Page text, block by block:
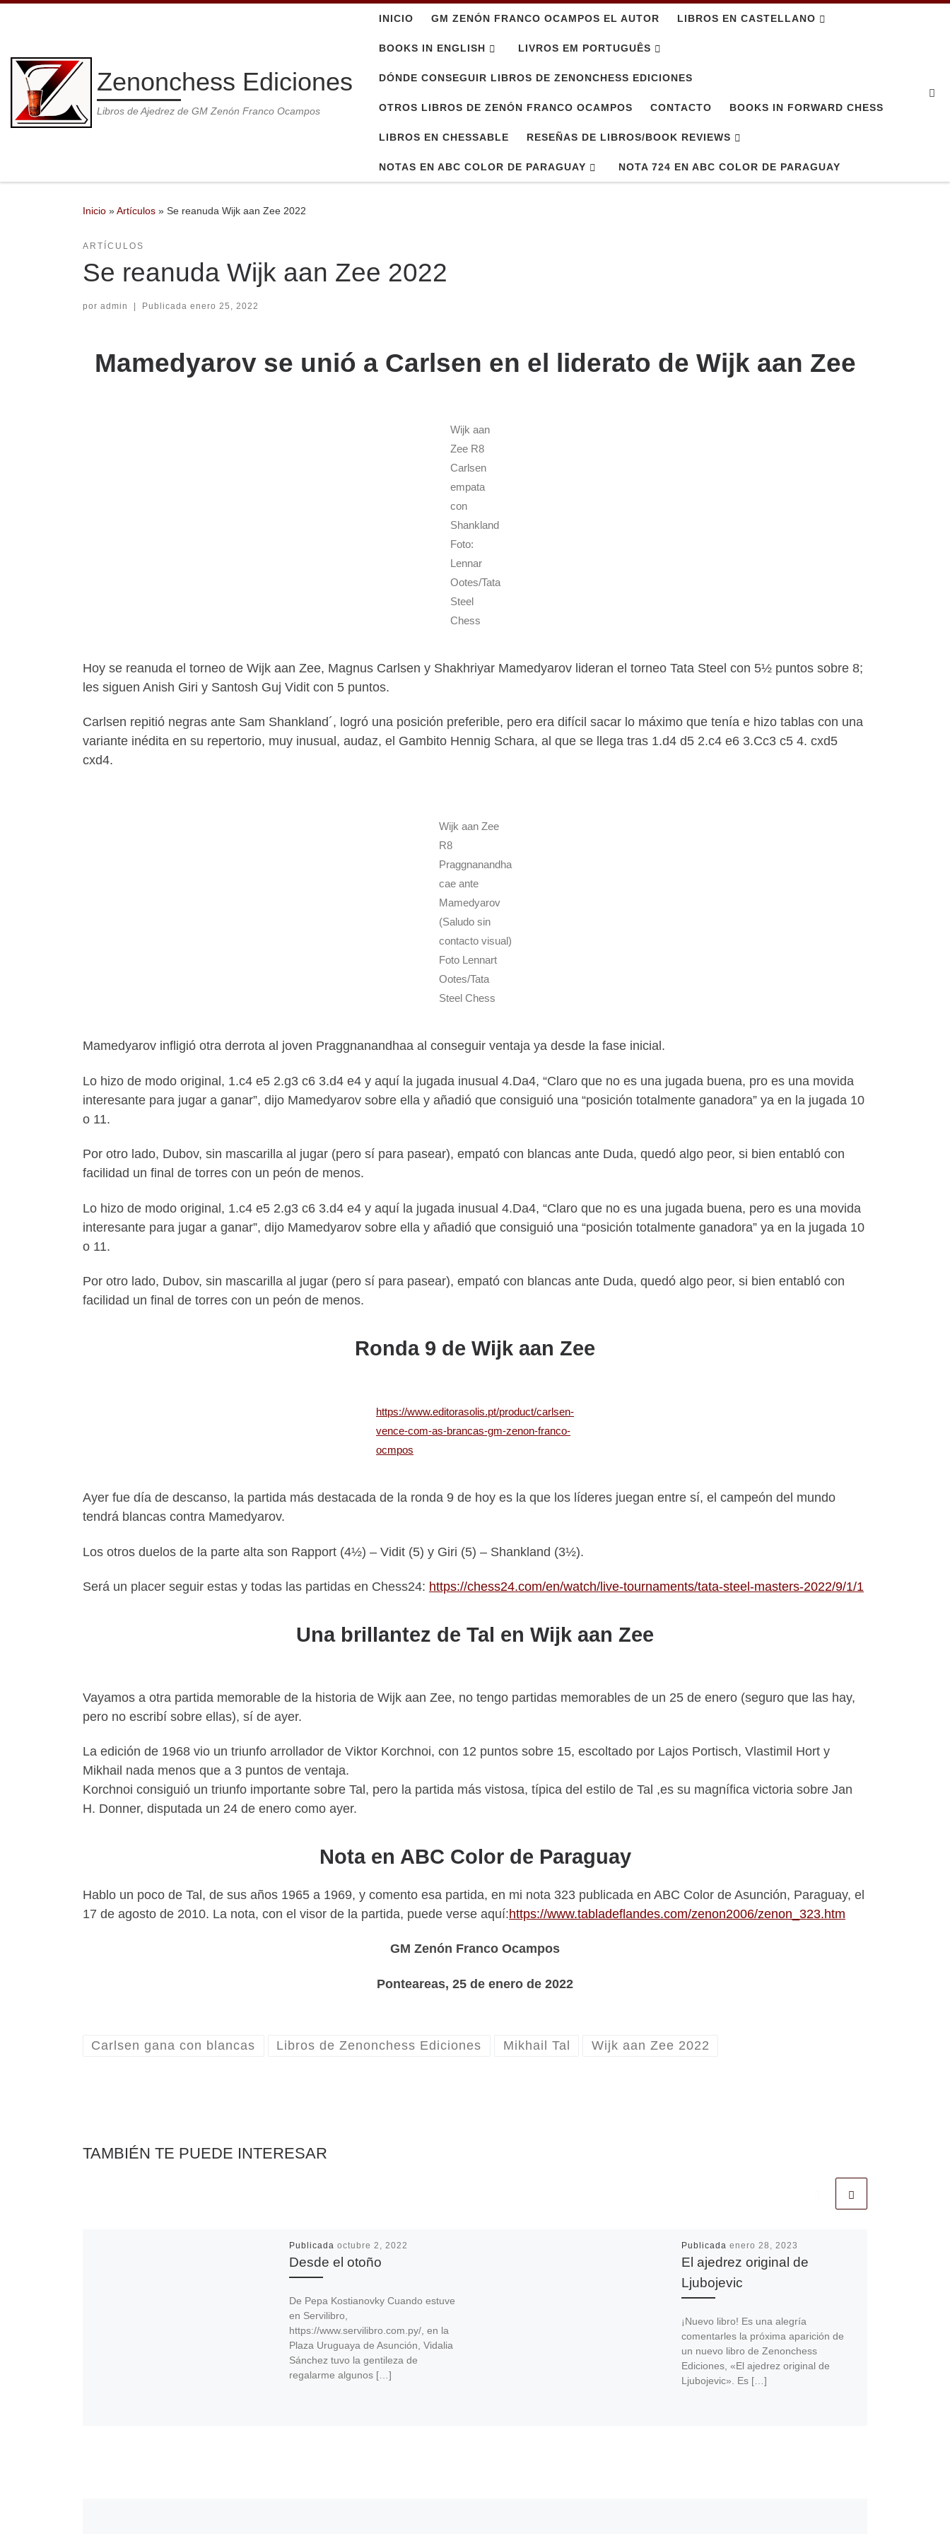
Zenonchess Ediciones
Libros de Ajedrez de GM Zenón Franco Ocampos
INICIO GM ZENÓN FRANCO OCAMPOS EL AUTOR LIBROS EN CASTELLANO
BOOKS IN ENGLISH LIVROS EM PORTUGUÊS
DÓNDE CONSEGUIR LIBROS DE ZENONCHESS EDICIONES
OTROS LIBROS DE ZENÓN FRANCO OCAMPOS CONTACTO BOOKS IN FORWARD CHESS
LIBROS EN CHESSABLE RESEÑAS DE LIBROS/BOOK REVIEWS
NOTAS EN ABC COLOR DE PARAGUAY NOTA 724 EN ABC COLOR DE PARAGUAY
Inicio »Artículos » Se reanuda Wijk aan Zee 2022
ARTÍCULOS
Se reanuda Wijk aan Zee 2022
por admin Publicada enero 25, 2022
Mamedyarov se unió a Carlsen en el liderato de Wijk aan Zee
Wijk aan
Zee R8
Carlsen
empata
con
Shankland
Foto:
Lennar
Ootes/Tata
Steel
Chess
Hoy se reanuda el torneo de Wijk aan Zee, Magnus Carlsen y Shakhriyar Mamedyarov lideran el torneo Tata Steel con 5½ puntos sobre 8;
les siguen Anish Giri y Santosh Guj Vidit con 5 puntos.
Carlsen repitió negras ante Sam Shankland´, logró una posición preferible, pero era difícil sacar lo máximo que tenía e hizo tablas con una
variante inédita en su repertorio, muy inusual, audaz, el Gambito Hennig Schara, al que se llega tras 1.d4 d5 2.c4 e6 3.Cc3 c5 4. cxd5
cxd4.
Wijk aan Zee
R8
Praggnanandha
cae ante
Mamedyarov
(Saludo sin
contacto visual)
Foto Lennart
Ootes/Tata
Steel Chess
Mamedyarov infligió otra derrota al joven Praggnanandhaa al conseguir ventaja ya desde la fase inicial.
Lo hizo de modo original, 1.c4 e5 2.g3 c6 3.d4 e4 y aquí la jugada inusual 4.Da4, “Claro que no es una jugada buena, pro es una movida
interesante para jugar a ganar”, dijo Mamedyarov sobre ella y añadió que consiguió una “posición totalmente ganadora” ya en la jugada 10
o 11.
Por otro lado, Dubov, sin mascarilla al jugar (pero sí para pasear), empató con blancas ante Duda, quedó algo peor, si bien entabló con
facilidad un final de torres con un peón de menos.
Lo hizo de modo original, 1.c4 e5 2.g3 c6 3.d4 e4 y aquí la jugada inusual 4.Da4, “Claro que no es una jugada buena, pero es una movida
interesante para jugar a ganar”, dijo Mamedyarov sobre ella y añadió que consiguió una “posición totalmente ganadora” ya en la jugada 10
o 11.
Por otro lado, Dubov, sin mascarilla al jugar (pero sí para pasear), empató con blancas ante Duda, quedó algo peor, si bien entabló con
facilidad un final de torres con un peón de menos.
Ronda 9 de Wijk aan Zee
https://www.editorasolis.pt/product/carlsen-
vence-com-as-brancas-gm-zenon-franco-
ocmpos
Ayer fue día de descanso, la partida más destacada de la ronda 9 de hoy es la que los líderes juegan entre sí, el campeón del mundo
tendrá blancas contra Mamedyarov.
Los otros duelos de la parte alta son Rapport (4½) – Vidit (5) y Giri (5) – Shankland (3½).
Será un placer seguir estas y todas las partidas en Chess24: https://chess24.com/en/watch/live-tournaments/tata-steel-masters-2022/9/1/1
Una brillantez de Tal en Wijk aan Zee
Vayamos a otra partida memorable de la historia de Wijk aan Zee, no tengo partidas memorables de un 25 de enero (seguro que las hay,
pero no escribí sobre ellas), sí de ayer.
La edición de 1968 vio un triunfo arrollador de Viktor Korchnoi, con 12 puntos sobre 15, escoltado por Lajos Portisch, Vlastimil Hort y
Mikhail nada menos que a 3 puntos de ventaja.
Korchnoi consiguió un triunfo importante sobre Tal, pero la partida más vistosa, típica del estilo de Tal ,es su magnífica victoria sobre Jan
H. Donner, disputada un 24 de enero como ayer.
Nota en ABC Color de Paraguay
Hablo un poco de Tal, de sus años 1965 a 1969, y comento esa partida, en mi nota 323 publicada en ABC Color de Asunción, Paraguay, el
17 de agosto de 2010. La nota, con el visor de la partida, puede verse aquí:https://www.tabladeflandes.com/zenon2006/zenon_323.htm
GM Zenón Franco Ocampos
Ponteareas, 25 de enero de 2022
Carlsen gana con blancas Libros de Zenonchess Ediciones Mikhail Tal Wijk aan Zee 2022
TAMBIÉN TE PUEDE INTERESAR
Publicada octubre 2, 2022
Desde el otoño
De Pepa Kostianovky Cuando estuve
en Servilibro,
https://www.servilibro.com.py/, en la
Plaza Uruguaya de Asunción, Vidalia
Sánchez tuvo la gentileza de
regalarme algunos […]
Publicada enero 28, 2023
El ajedrez original de
Ljubojevic
¡Nuevo libro! Es una alegría
comentarles la próxima aparición de
un nuevo libro de Zenonchess
Ediciones, «El ajedrez original de
Ljubojevic». Es […]